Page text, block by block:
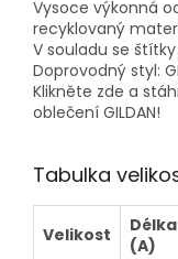
Vysoce výkonná
recyklovaný
V souladu se
Doprovodný styl:
Klikněte zde a
oblečení GILDAN!
Tabulka
Velikost
Délka
(A)